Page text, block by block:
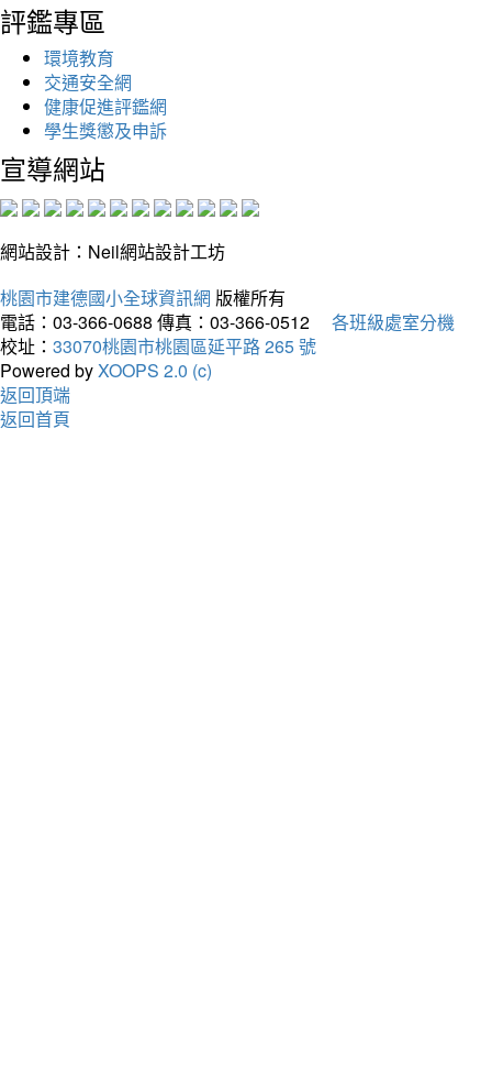
評鑑專區
環境教育
交通安全網
健康促進評鑑網
學生獎懲及申訴
宣導網站
網站設計：Neil網站設計工坊
桃園市建德國小全球資訊網 版權所有
電話：03-366-0688 傳真：03-366-0512
各班級處室分機
校址： 33070桃園市桃園區延平路 265 號
Powered byXOOPS 2.0 (c)
返回頂端
返回首頁